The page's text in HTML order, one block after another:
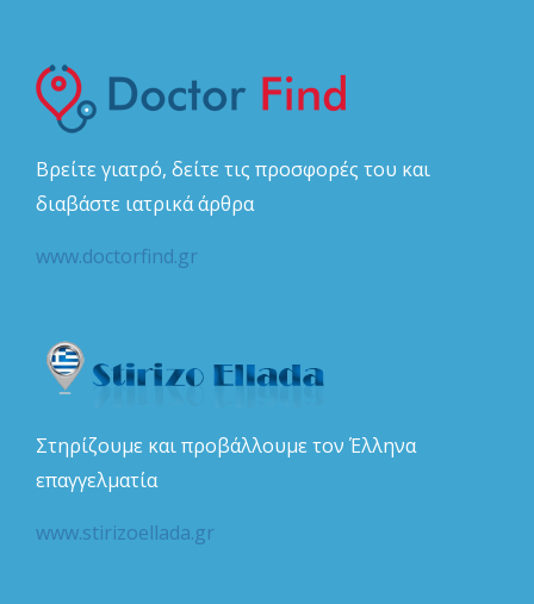
Βρείτε γιατρό, δείτε τις προσφορές του και
διαβάστε ιατρικά άρθρα
www.doctorfind.gr
Στηρίζουμε και προβάλλουμε τον Έλληνα
επαγγελματία
www.stirizoellada.gr